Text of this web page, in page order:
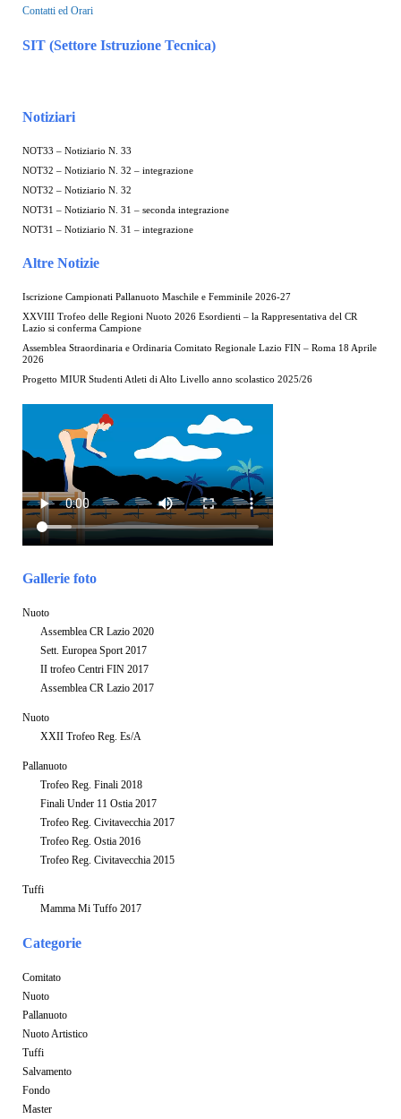
Contatti ed Orari
SIT (Settore Istruzione Tecnica)
Notiziari
NOT33 – Notiziario N. 33
NOT32 – Notiziario N. 32 – integrazione
NOT32 – Notiziario N. 32
NOT31 – Notiziario N. 31 – seconda integrazione
NOT31 – Notiziario N. 31 – integrazione
Altre Notizie
Iscrizione Campionati Pallanuoto Maschile e Femminile 2026-27
XXVIII Trofeo delle Regioni Nuoto 2026 Esordienti – la Rappresentativa del CR
Lazio si conferma Campione
Assemblea Straordinaria e Ordinaria Comitato Regionale Lazio FIN – Roma 18 Aprile
2026
Progetto MIUR Studenti Atleti di Alto Livello anno scolastico 2025/26
Gallerie foto
Nuoto
Assemblea CR Lazio 2020
Sett. Europea Sport 2017
II trofeo Centri FIN 2017
Assemblea CR Lazio 2017
Nuoto
XXII Trofeo Reg. Es/A
Pallanuoto
Trofeo Reg. Finali 2018
Finali Under 11 Ostia 2017
Trofeo Reg. Civitavecchia 2017
Trofeo Reg. Ostia 2016
Trofeo Reg. Civitavecchia 2015
Tuffi
Mamma Mi Tuffo 2017
Categorie
Comitato
Nuoto
Pallanuoto
Nuoto Artistico
Tuffi
Salvamento
Fondo
Master